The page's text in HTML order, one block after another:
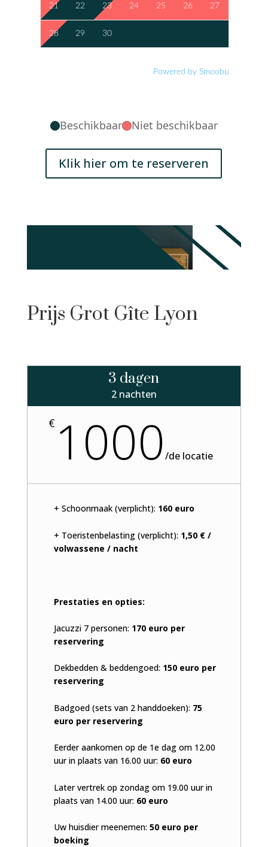
21 22 23 24 25 26 27
28 29 30
Powered by Smoobu
Beschikbaar Niet beschikbaar
Klik hier om te reserveren
Prijs Grot Gîte Lyon
3 dagen
2 nachten
€1000 /de locatie
+ Schoonmaak (verplicht): 160 euro
+ Toeristenbelasting (verplicht): 1,50 € /
volwassene / nacht
Prestaties en opties:
Jacuzzi 7 personen: 170 euro per
reservering
Dekbedden & beddengoed: 150 euro per
reservering
Badgoed (sets van 2 handdoeken): 75
euro per reservering
Eerder aankomen op de 1e dag om 12.00
uur in plaats van 16.00 uur: 60 euro
Later vertrek op zondag om 19.00 uur in
plaats van 14.00 uur: 60 euro
Uw huisdier meenemen: 50 euro per
boeking